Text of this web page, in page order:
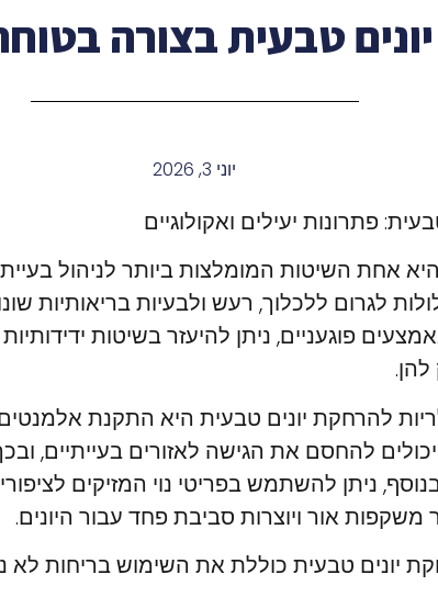
טבעית בצורה
יוני 3, 2026
פתרונות יעילים ואקולוגיים
אחת השיטות המומלצות ביותר לניהול
לגרום ללכלוך, רעש ולבעיות בריאותיות
פוגעניים, ניתן להיעזר בשיטות
להרחקת יונים טבעית היא התקנת
להחסם את הגישה לאזורים בעייתיים,
ניתן להשתמש בפריטי נוי המזיקים
אור ויוצרות סביבת פחד עבור היונים.
יונים טבעית כוללת את השימוש בריחות לא